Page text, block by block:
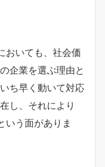
おいても、社会価
企業を選ぶ理由と
ち早く動いて対応
し、それにより
いう面がありま